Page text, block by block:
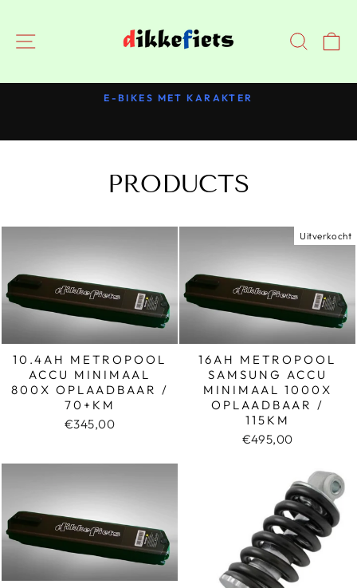
E-BIKES MET KARAKTER
PRODUCTS
10.4AH METROPOOL
ACCU MINIMAAL
800X OPLAADBAAR /
70+KM
€345,00
Uitverkocht
16AH METROPOOL
SAMSUNG ACCU
MINIMAAL 1000X
OPLAADBAAR /
115KM
€495,00